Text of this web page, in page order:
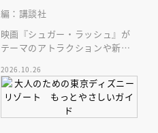
編：講談社
映画『シュガー・ラッシュ』が
テーマのアトラクションや新生
東京ディズニーランドの最新情
報をお届け！
2026.10.26